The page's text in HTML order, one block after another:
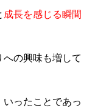
成長を感じる瞬間
の興味も増して
ったことであっ